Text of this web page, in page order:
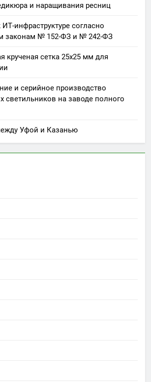
и наращивания ресниц
инфраструктуре согласно
законам № 152-ФЗ и № 242-ФЗ
крученая сетка 25х25 мм для
и серийное производство
светильников на заводе полного
Уфой и Казанью